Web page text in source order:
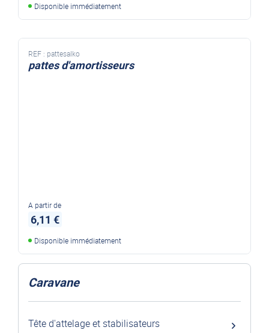
Disponible immédiatement
REF : pattesalko
pattes d'amortisseurs
A partir de
6,11 €
Disponible immédiatement
Caravane
Tête d'attelage et stabilisateurs